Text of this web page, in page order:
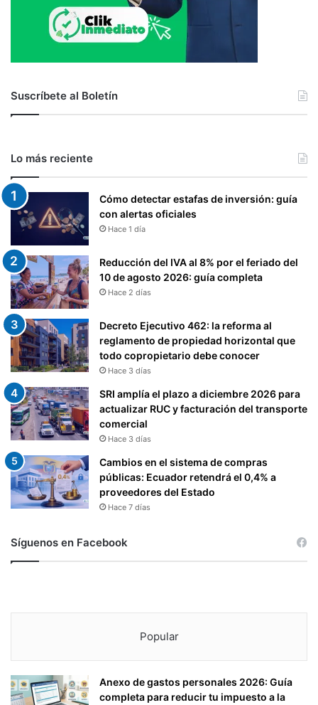
Suscríbete al Boletín
Lo más reciente
Cómo detectar estafas de inversión: guía
con alertas oficiales
Hace 1 día
Reducción del IVA al 8% por el feriado del
10 de agosto 2026: guía completa
Hace 2 días
Decreto Ejecutivo 462: la reforma al
reglamento de propiedad horizontal que
todo copropietario debe conocer
Hace 3 días
SRI amplía el plazo a diciembre 2026 para
actualizar RUC y facturación del transporte
comercial
Hace 3 días
Cambios en el sistema de compras
públicas: Ecuador retendrá el 0,4% a
proveedores del Estado
Hace 7 días
Síguenos en Facebook
Popular
Anexo de gastos personales 2026: Guía
completa para reducir tu impuesto a la